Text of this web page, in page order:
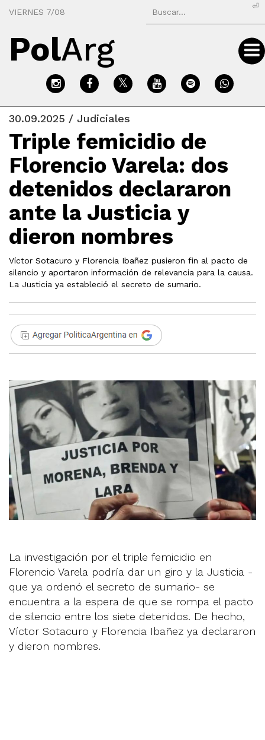
VIERNES 7/08
⏎
PolArg
30.09.2025 / Judiciales
Triple femicidio de
Florencio Varela: dos
detenidos declararon
ante la Justicia y
dieron nombres
Víctor Sotacuro y Florencia Ibañez pusieron fin al pacto de
silencio y aportaron información de relevancia para la causa.
La Justicia ya estableció el secreto de sumario.
La investigación por el triple femicidio en
Florencio Varela podría dar un giro y la Justicia -
que ya ordenó el secreto de sumario- se
encuentra a la espera de que se rompa el pacto
de silencio entre los siete detenidos. De hecho,
Víctor Sotacuro y Florencia Ibañez ya declararon
y dieron nombres.